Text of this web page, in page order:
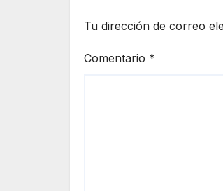
Tu dirección de correo
Comentario *